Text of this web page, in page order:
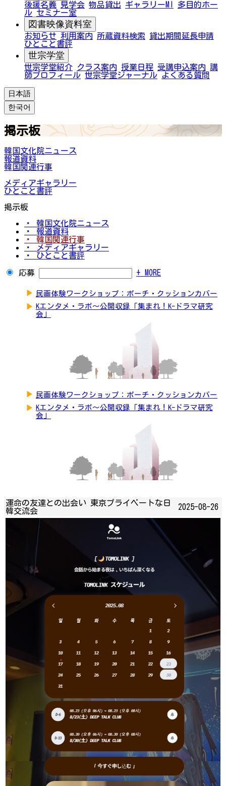
後援名義 見学会 物品貸出 ギャラリーMI
多目的ホー
ル セミナー室
図書映像資料室
お知らせ 利用案内 所蔵資料検索
貸出期間延長申請
ひとこと書評
世宗学堂
世宗学堂紹介 クラス案内 授業日程 受講申込案内 講
師プロフィール 世宗学堂ジャーナル よくある質問
日本語
한국어
掲示板
韓国文化院ニュース
報道資料
韓国関連行事
メディアギャラリー
ひとこと書評
掲示板
・ 韓国文化院ニュース
・ 報道資料
・ 韓国関連行事
・ メディアギャラリー
・ ひとこと書評
応募 + MORE
▶ 民画体験ワークショップ：ポーチ・クッションカバー
▶ Kエンタメ・ラボ～公開収録「集まれ！K-ドラマ研究
会」
▶ 民画体験ワークショップ：ポーチ・クッションカバー
▶ Kエンタメ・ラボ～公開収録「集まれ！K-ドラマ研究
会」
運命の友達との出会い 東京プライベートな日
韓交流会
2025-08-26